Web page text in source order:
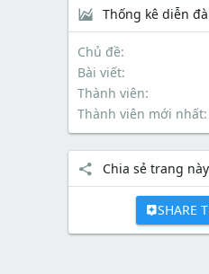
Thống kê diễn
Chủ đề
Bài viết
Thành viên
Thành viên mới nhất
Chia sẻ trang này
SHARE